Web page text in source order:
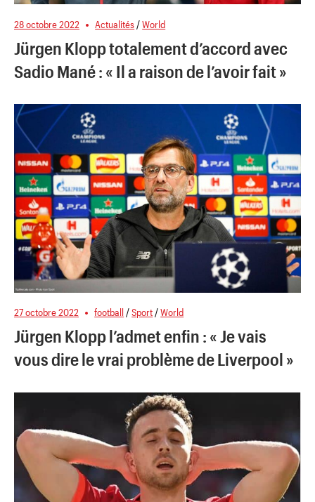
28 octobre 2022 Actualités /World
Jürgen Klopp totalement d’accord avec
Sadio Mané : « Il a raison de l’avoir fait »
27 octobre 2022 football /Sport/World
Jürgen Klopp l’admet enfin : « Je vais
vous dire le vrai problème de Liverpool »